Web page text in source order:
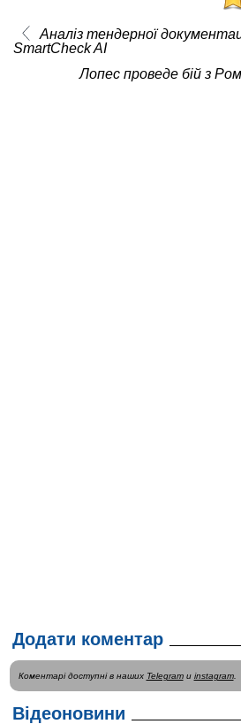
Аналіз тендерної
SmartCheck AI
Лопес проведе бій з
Додати коментар
Коментарі доступні в наших Telegramи instagram.
Відеоновини